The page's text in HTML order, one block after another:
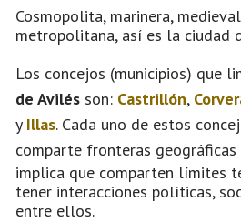
Cosmopolita, marinera,
metropolitana, así es la ciudad
Los concejos (municipios) que
de Avilés son: Castrillón,
y Illas. Cada uno de estos
comparte fronteras geográficas
implica que comparten límites
tener interacciones políticas,
entre ellos.